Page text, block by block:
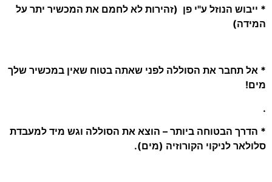
* ייבוש הנוזל ע"י פן (זהירות לא לחמם את המכשיר יתר על
המידה)
* אל תחבר את הסוללה לפני שאתה בטוח שאין במכשיר שלך
מים!
.
* הדרך הבטוחה ביותר – הוצא את הסוללה וגש מיד למעבדת
סלולאר לניקוי הקורוזיה (מים).